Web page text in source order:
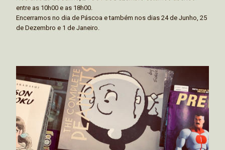
entre as 10h00 e as 18h00.
Encerramos no dia de Páscoa e também nos dias 24 de Junho, 25
de Dezembro e 1 de Janeiro.